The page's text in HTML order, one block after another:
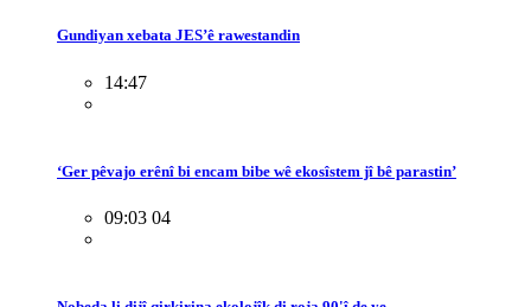
Gundiyan xebata JES’ê rawestandin
14:47
‘Ger pêvajo erênî bi encam bibe wê ekosîstem jî bê parastin’
09:03 04